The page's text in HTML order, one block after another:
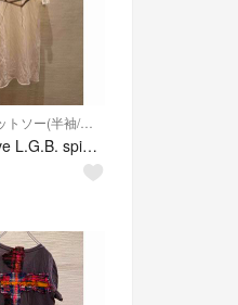
Tシャツ/カットソー(半袖/袖なし)
00s archive L.G.B. spider T-shirt tシャツ